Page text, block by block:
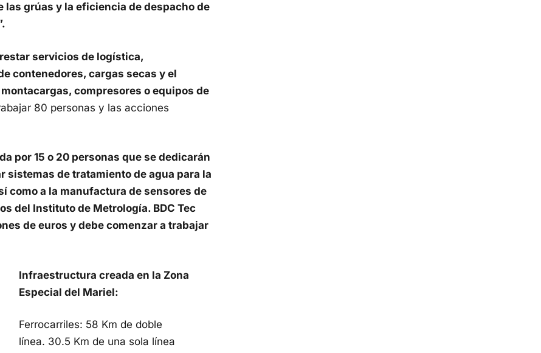
las grúas y la eficiencia de despacho de
servicios de logística,
contenedores, cargas secas y el
compresores o equipos de
80 personas y las acciones
por 15 o 20 personas que se dedicarán
de tratamiento de agua para la
como a la manufactura de sensores de
del Instituto de Metrología. BDC Tec
de euros y debe comenzar a trabajar
Infraestructura creada en la Zona
Especial del Mariel:
Ferrocarriles: 58 Km de doble
línea. 30.5 Km de una sola línea